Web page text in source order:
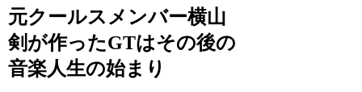
元クールスメンバー横山
剣が作ったGTはその後の
音楽人生の始まり